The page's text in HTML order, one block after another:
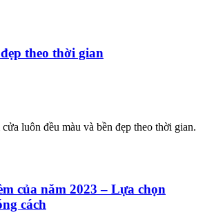
theo thời gian
luôn đều màu và bền đẹp theo thời gian.
của năm 2023 – Lựa chọn
cách